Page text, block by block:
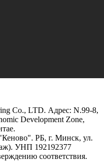
Co., LTD. Адрес: N.99-8,
Development Zone,
РБ, г. Минск, ул.
УНП 192192377
соответствия.